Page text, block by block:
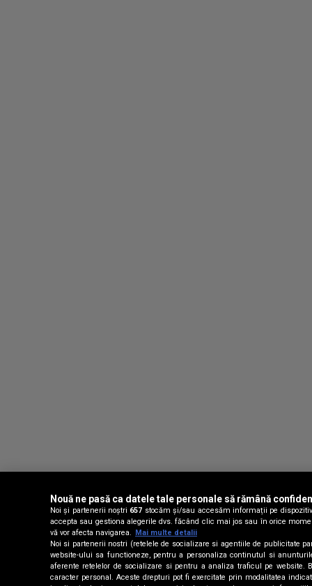
Nouă ne pasă ca datele tale personale să rămână
Noi și partenerii noștri 657 stocăm și/sau accesăm informații pe
accepta sau gestiona alegerile dvs. făcând clic mai jos sau în orice
vă vor afecta navigarea.
Mai multe detalii
Noi si partenerii nostri (retelele de socializare si agentiile de publicitate
website-ului sa functioneze, pentru a personaliza continutul si
aferente retelelor de socializare si pentru a analiza traficul pe website.
caracter personal. Aceste drepturi pot fi exercitate prin modalitatea